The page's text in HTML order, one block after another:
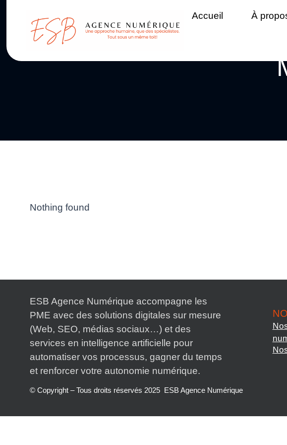
Accueil À
Nothing found
ESB Agence Numérique accompagne les
PME avec des solutions digitales sur mesure
(Web, SEO, médias sociaux…) et des
services en intelligence artificielle pour
automatiser vos processus, gagner du temps
et renforcer votre autonomie numérique.
© Copyright – Tous droits réservés 2025 ESB Agence Numérique